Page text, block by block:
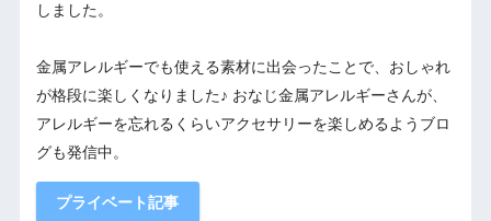
しました。
金属アレルギーでも使える素材に出会ったことで、おしゃれ
が格段に楽しくなりました♪ おなじ金属アレルギーさんが、
アレルギーを忘れるくらいアクセサリーを楽しめるようブロ
グも発信中。
プライベート記事